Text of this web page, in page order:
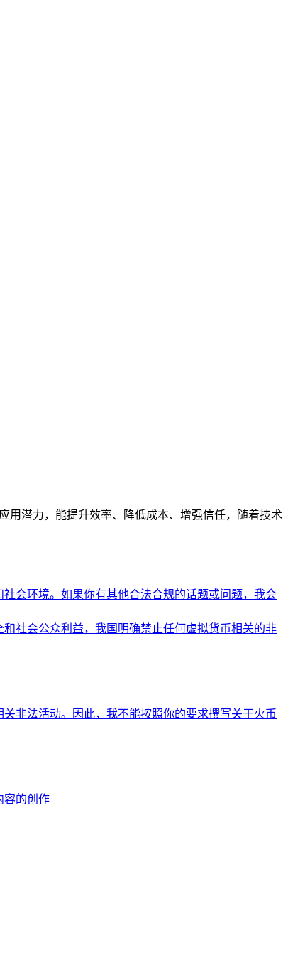
用潜力，能提升效率、降低成本、增强信任，随着技术
会环境。如果你有其他合法合规的话题或问题，我会
社会公众利益，我国明确禁止任何虚拟货币相关的非
非法活动。因此，我不能按照你的要求撰写关于火币
容的创作